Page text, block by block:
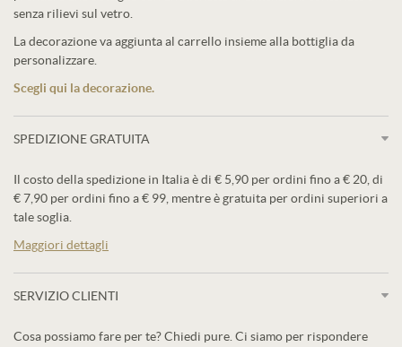
senza rilievi sul vetro.
La decorazione va aggiunta al carrello insieme alla bottiglia da
personalizzare.
Scegli qui la decorazione.
SPEDIZIONE GRATUITA
Il costo della spedizione in Italia è di € 5,90 per ordini fino a € 20, di
€ 7,90 per ordini fino a € 99, mentre è gratuita per ordini superiori a
tale soglia.
Maggiori dettagli
SERVIZIO CLIENTI
Cosa possiamo fare per te? Chiedi pure. Ci siamo per rispondere